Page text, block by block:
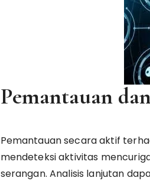
Pemantauan
Pemantauan secara aktif
mendeteksi aktivitas
serangan. Analisis lanjutan